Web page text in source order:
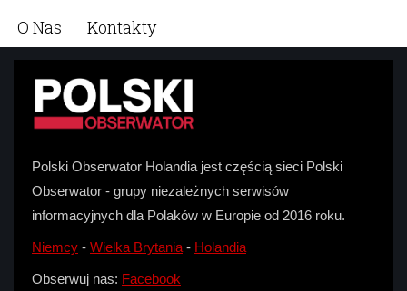
O Nas Kontakty
Polski Obserwator Holandia jest częścią sieci Polski
Obserwator - grupy niezależnych serwisów
informacyjnych dla Polaków w Europie od 2016 roku.
Niemcy - Wielka Brytania - Holandia
Obserwuj nas: Facebook